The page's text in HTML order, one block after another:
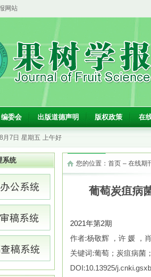
网站
编委会 出版道德声明 版权政策 在
月7日 星期五 上午好
系统 您的位置： 首页 – 在线期
葡萄炭疽病
2021年第2期
作者:杨敬辉 ，许 媛 ，
关键词:葡萄；炭疽病菌
DOI:10.13925/